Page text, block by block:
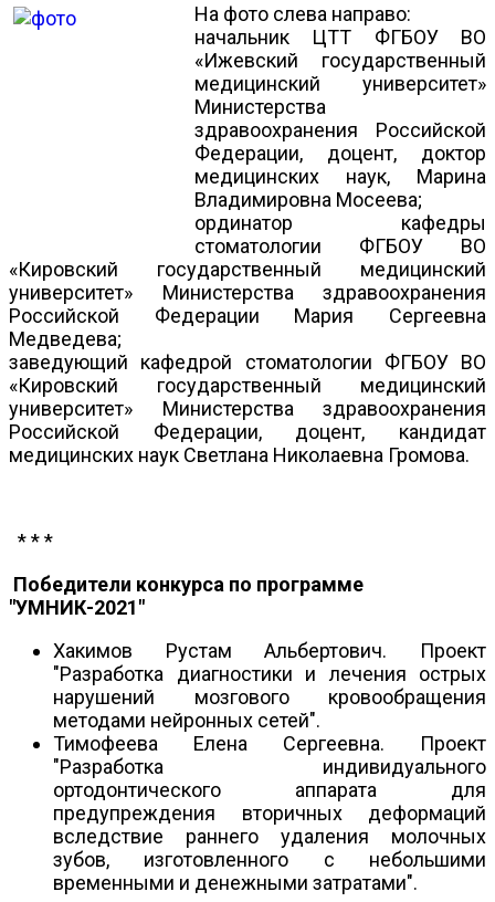
На фото слева направо:
начальник ЦТТ ФГБОУ ВО
«Ижевский государственный
медицинский университет»
Министерства
здравоохранения Российской
Федерации, доцент, доктор
медицинских наук, Марина
Владимировна Мосеева;
ординатор кафедры
стоматологии ФГБОУ ВО
«Кировский государственный медицинский
университет» Министерства здравоохранения
Российской Федерации Мария Сергеевна
Медведева;
заведующий кафедрой стоматологии ФГБОУ ВО
«Кировский государственный медицинский
университет» Министерства здравоохранения
Российской Федерации, доцент, кандидат
медицинских наук Светлана Николаевна Громова.
* * *
Победители конкурса по программе
"УМНИК-2021"
Хакимов Рустам Альбертович. Проект
"Разработка диагностики и лечения острых
нарушений мозгового кровообращения
методами нейронных сетей".
Тимофеева Елена Сергеевна. Проект
"Разработка индивидуального
ортодонтического аппарата для
предупреждения вторичных деформаций
вследствие раннего удаления молочных
зубов, изготовленного с небольшими
временными и денежными затратами".